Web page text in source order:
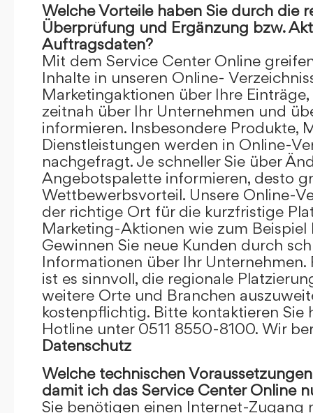
Welche Vorteile haben Sie durch die
Überprüfung und Ergänzung bzw.
Auftragsdaten?
Mit dem Service Center Online
Inhalte in unseren Online-
Marketingaktionen über Ihre
zeitnah über Ihr Unternehmen und
informieren. Insbesondere Produkte,
Dienstleistungen werden in Online-
nachgefragt. Je schneller Sie über
Angebotspalette informieren, desto
Wettbewerbsvorteil. Unsere Online-
der richtige Ort für die kurzfristige
Marketing-Aktionen wie zum Beispiel
Gewinnen Sie neue Kunden durch
Informationen über Ihr Unternehmen.
ist es sinnvoll, die regionale
weitere Orte und Branchen
kostenpflichtig. Bitte kontaktieren Sie
Hotline unter 0511 8550-8100. Wir
Datenschutz
Welche technischen
damit ich das Service Center Online
Sie benötigen einen Internet-Zugang